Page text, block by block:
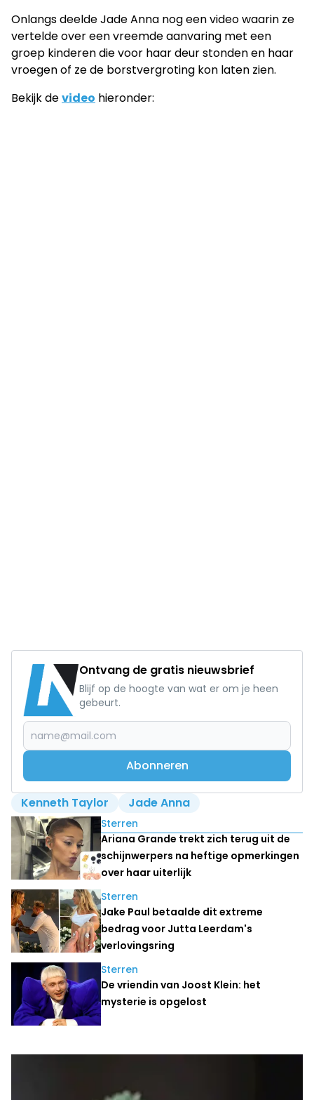
Onlangs deelde Jade Anna nog een video waarin ze
vertelde over een vreemde aanvaring met een
groep kinderen die voor haar deur stonden en haar
vroegen of ze de borstvergroting kon laten zien.
Bekijk devideo hieronder:
Ontvang de gratis nieuwsbrief
Blijf op de hoogte van wat er om je heen
gebeurt.
Abonneren
Kenneth Taylor Jade Anna
Lees ook
Sterren
Ariana Grande trekt zich terug uit de
schijnwerpers na heftige opmerkingen
over haar uiterlijk
Sterren
Jake Paul betaalde dit extreme
bedrag voor Jutta Leerdam's
verlovingsring
Sterren
De vriendin van Joost Klein: het
mysterie is opgelost
Laatste nieuws